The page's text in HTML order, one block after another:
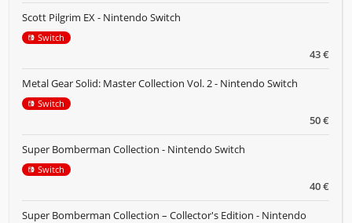
43 €
Scott Pilgrim EX - Nintendo Switch
Switch
50 €
Metal Gear Solid: Master Collection Vol. 2 - Nintendo Switch
Switch
40 €
Super Bomberman Collection - Nintendo Switch
Switch
Super Bomberman Collection – Collector's Edition - Nintendo